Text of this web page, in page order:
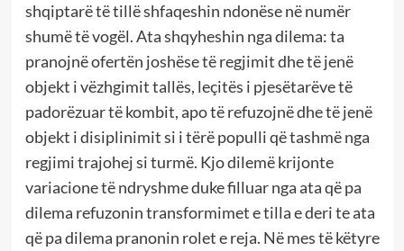
shqiptarë të tillë shfaqeshin ndonëse në numër
shumë të vogël. Ata shqyheshin nga dilema: ta
pranojnë ofertën joshëse të regjimit dhe të jenë
objekt i vëzhgimit tallës, leçitës i pjesëtarëve të
padorëzuar të kombit, apo të refuzojnë dhe të jenë
objekt i disiplinimit si i tërë populli që tashmë nga
regjimi trajohej si turmë. Kjo dilemë krijonte
variacione të ndryshme duke filluar nga ata që pa
dilema refuzonin transformimet e tilla e deri te ata
që pa dilema pranonin rolet e reja. Në mes të këtyre